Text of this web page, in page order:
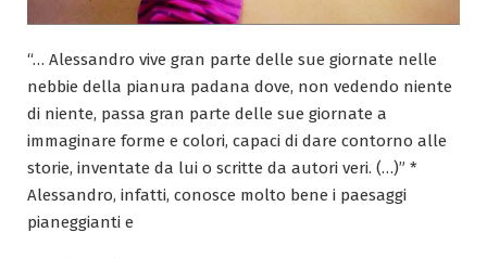
“… Alessandro vive gran parte delle sue giornate nelle
nebbie della pianura padana dove, non vedendo niente
di niente, passa gran parte delle sue giornate a
immaginare forme e colori, capaci di dare contorno alle
storie, inventate da lui o scritte da autori veri. (…)” *
Alessandro, infatti, conosce molto bene i paesaggi
pianeggianti e